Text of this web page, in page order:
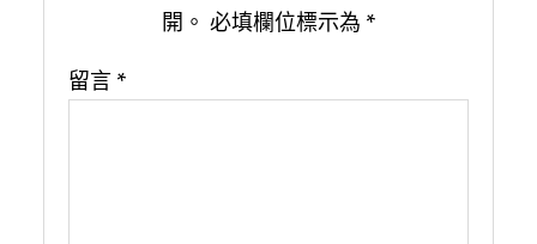
開。 必填欄位標示為 *
留言 *